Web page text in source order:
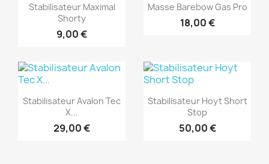
Stabilisateur Maximal
Shorty
9,00 €
Masse Barebow Gas Pro
18,00 €
Stabilisateur Avalon Tec
X...
29,00 €
Stabilisateur Hoyt Short
Stop
50,00 €